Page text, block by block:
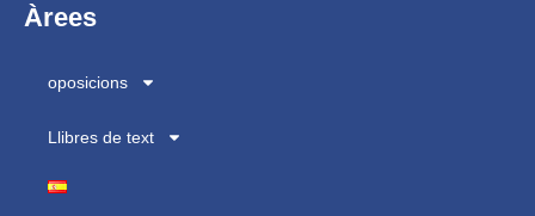
Àrees
oposicions
Llibres de text